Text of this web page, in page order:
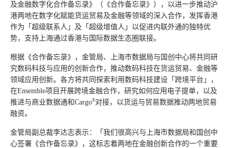
及金融数字化合作备忘录》（《合作备忘录》），以进一步推动沪
港两地在数字化赋能货运贸易及金融等领域的深入合作，发挥香港
作为「超级联系人」及「超级增值人」以促进内联外通的独特优
势，支持上海通过香港与国际数据生态圈联接。
根据《合作备忘录》，金管局、上海市数据局与国创中心将共同研
究数码科技与应用的创新合作，推动数码科技在货运贸易、金融等
领域应用创新。各方将共同探索利用数码科技建设「跨境平台」，
在Ensemble项目开展跨境金融合作，研究如何应用电子提单，以及
推进与商业数据通和Cargox对接，以货运与贸易数据推动两地贸易
融资。
金管局副总裁李达志表示：「我们很高兴与上海市数据局和国创中
心签署《合作备忘录》，这标志着两地在金融创新合作的一个重要